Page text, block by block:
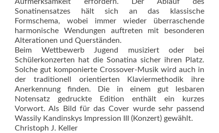
Aufmerksamkeit erfordern. Der Ablauf des
Sonatinensatzes hält sich an das klassische
Formschema, wobei immer wieder überraschende
harmonische Wendungen auftreten mit besonderen
Alterationen und Querständen.
Beim Wettbewerb Jugend musiziert oder bei
Schülerkonzerten hat die Sonatina sicher ihren Platz.
Solche gut komponierte Crossover-Musik wird auch in
der traditionell orientierten Klaviermethodik ihre
Anerkennung finden. Die in einem gut lesbaren
Notensatz gedruckte Edition enthält ein kurzes
Vorwort. Als Bild für das Cover wurde sehr passend
Wassily Kandinskys Imp­ression III (Konzert) gewählt.
Christoph J. Keller